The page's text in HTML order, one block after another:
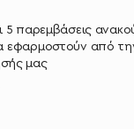
5 παρεμβάσεις
εφαρμοστούν από
μας